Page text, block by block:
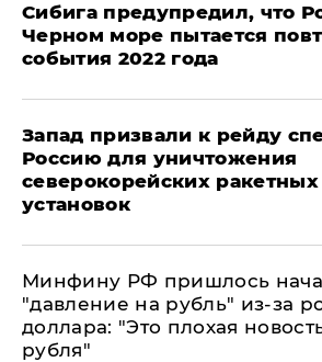
Сибига предупредил, что
Черном море пытается
события 2022 года
Запад призвали к рейду
Россию для уничтожения
северокорейских ракетных
установок
Минфину РФ пришлось
"давление на рубль" из-за
доллара: "Это плохая
рубля"